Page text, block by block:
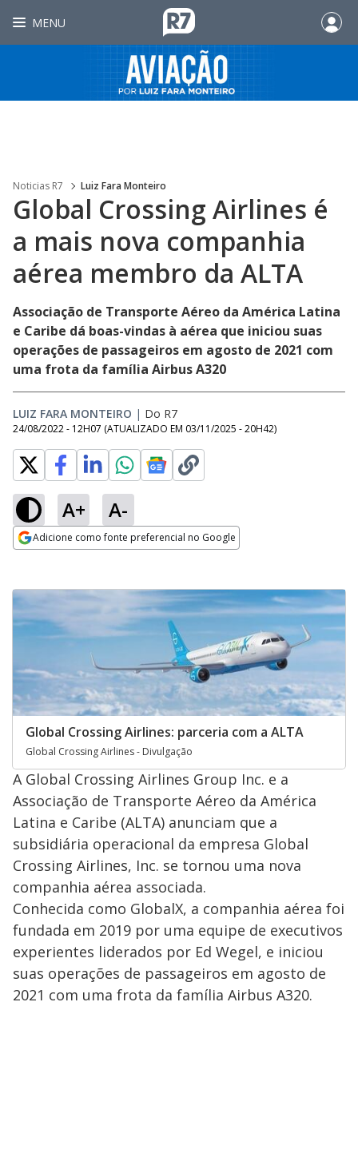
MENU
Noticias R7 Luiz Fara Monteiro
Global Crossing Airlines é
a mais nova companhia
aérea membro da ALTA
Associação de Transporte Aéreo da América Latina
e Caribe dá boas-vindas à aérea que iniciou suas
operações de passageiros em agosto de 2021 com
uma frota da família Airbus A320
LUIZ FARA MONTEIRO | Do R7
24/08/2022 - 12H07 (ATUALIZADO EM 03/11/2025 - 20H42)
A+ A-
Adicione como fonte preferencial no Google
Global Crossing Airlines: parceria com a ALTA
Global Crossing Airlines - Divulgação
A Global Crossing Airlines Group Inc. e a
Associação de Transporte Aéreo da América
Latina e Caribe (ALTA) anunciam que a
subsidiária operacional da empresa Global
Crossing Airlines, Inc. se tornou uma nova
companhia aérea associada.
Conhecida como GlobalX, a companhia aérea foi
fundada em 2019 por uma equipe de executivos
experientes liderados por Ed Wegel, e iniciou
suas operações de passageiros em agosto de
2021 com uma frota da família Airbus A320.